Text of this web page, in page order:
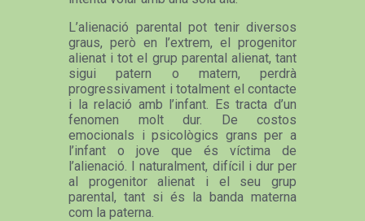
L’alienació parental pot tenir diversos
graus, però en l’extrem, el progenitor
alienat i tot el grup parental alienat, tant
sigui patern o matern, perdrà
progressivament i totalment el contacte
i la relació amb l’infant. Es tracta d’un
fenomen molt dur. De costos
emocionals i psicològics grans per a
l’infant o jove que és víctima de
l’alienació. I naturalment, difícil i dur per
al progenitor alienat i el seu grup
parental, tant si és la banda materna
com la paterna.